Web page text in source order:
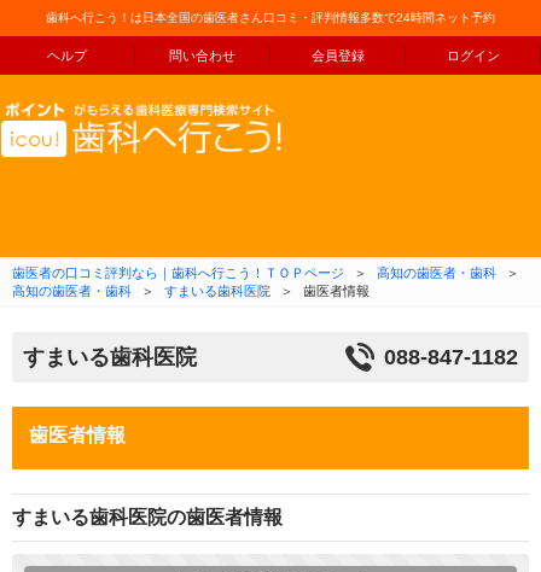
歯科へ行こう！は日本全国の歯医者さん口コミ・評判情報多数で24時間ネット予約
ヘルプ 問い合わせ 会員登録 ログイン
コンテンツへ移動
歯医者の口コミ評判なら｜歯科へ行こう！ＴＯＰページ ＞ 高知の歯医者・歯科
＞
高知の歯医者・歯科
＞ すまいる歯科医院 ＞ 歯医者情報
すまいる歯科医院 088-847-1182
歯医者情報
すまいる歯科医院の歯医者情報